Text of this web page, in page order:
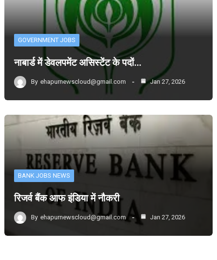
GOVERNMENT JOBS
नाबार्ड में डेवलपमेंट असिस्टेंट के पदों…
By ehapurnewscloud@gmail.com Jan 27, 2026
BANK JOBS NEWS
रिजर्व बैंक आफ इंडिया में नौकरी
By ehapurnewscloud@gmail.com Jan 27, 2026